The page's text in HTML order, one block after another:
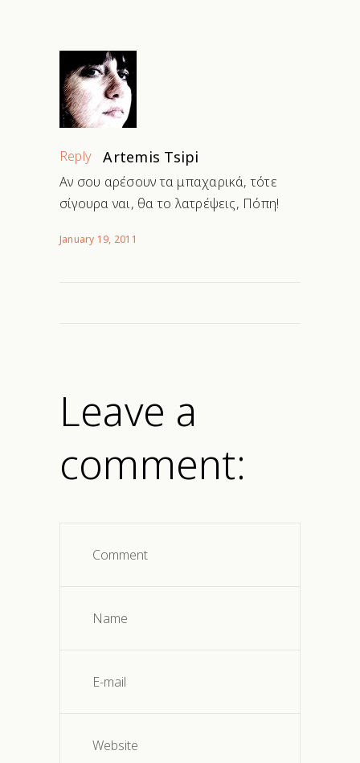
Reply Artemis Tsipi
Αν σου αρέσουν τα μπαχαρικά, τότε
σίγουρα ναι, θα το λατρέψεις, Πόπη!
January 19, 2011
Leave a
comment: